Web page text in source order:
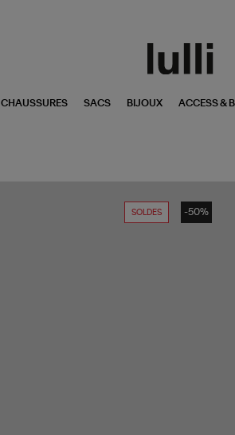
CHAUSSURES SACS BIJOUX ACCESS &
SOLDES -50%